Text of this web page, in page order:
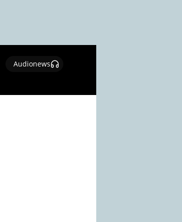
Audionews